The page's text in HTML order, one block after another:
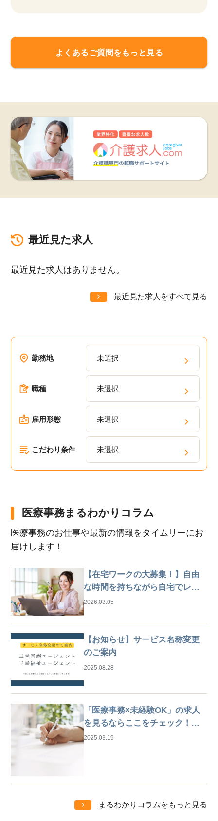
よくあるご質問をもっと見る
最近見た求人
最近見た求人はありません。
最近見た求人をすべて見る
勤務地 未選択
職種 未選択
雇用形態 未選択
こだわり条件 未選択
医療事務まるわかりコラム
医療事務のお仕事や最新の情報をタイムリーにお
届けします！
【在宅ワークの大募集！】自由
な時間を持ちながら自宅でレセ
プト業務
2026.03.05
【お知らせ】サービス名称変更
のご案内
2025.08.28
「医療事務×未経験OK」の求人
を見るならここをチェック！は
じめての仕事探しガイド
2025.03.19
まるわかりコラムをもっと見る